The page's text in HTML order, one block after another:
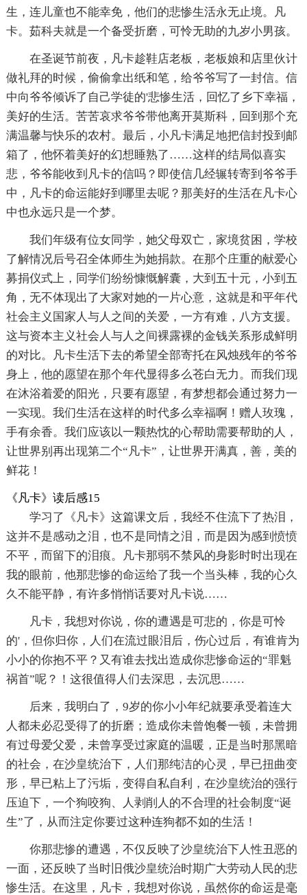
生，连儿童也不能幸免，他们的悲惨生活永无止境。凡
卡。茹科夫就是一个备受折磨，可怜无助的九岁小男孩。
在圣诞节前夜，凡卡趁鞋店老板，老板娘和店里伙计
做礼拜的时候，偷偷拿出纸和笔，给爷爷写了一封信。信
中向爷爷倾诉了自己学徒的'悲惨生活，回忆了乡下幸福，
美好的生活。苦苦哀求爷爷带他离开莫斯科，回到那个充
满温馨与快乐的农村。最后，小凡卡满足地把信封投到邮
箱了，他怀着美好的幻想睡熟了……这样的结局似喜实
悲，爷爷能收到凡卡的信吗？即使信几经辗转寄到爷爷手
中，凡卡的命运能好到哪里去呢？那美好的生活在凡卡心
中也永远只是一个梦。
我们年级有位女同学，她父母双亡，家境贫困，学校
了解情况后号召全体师生为她捐款。在那个庄重的献爱心
募捐仪式上，同学们纷纷慷慨解囊，大到五十元，小到五
角，无不体现出了大家对她的一片心意，这就是和平年代
社会主义国家人与人之间的关爱，一方有难，八方支援。
这与资本主义社会人与人之间裸露裸的金钱关系形成鲜明
的对比。凡卡生活下去的希望全部寄托在风烛残年的爷爷
身上，他的愿望在那个年代显得多么苍白无力。而我们现
在沐浴着爱的阳光，只要有愿望，有梦想都会通过努力一
一实现。我们生活在这样的时代多么幸福啊！赠人玫瑰，
手有余香。我们应该以一颗热忱的心帮助需要帮助的人，
让世界别再出现第二个“凡卡”，让世界开满真，善，美的
鲜花！
《凡卡》读后感15
学习了《凡卡》这篇课文后，我经不住流下了热泪，
这并不是感动之泪，也不是同情之泪，而是因为感到愤愤
不平，而留下的泪痕。凡卡那弱不禁风的身影时时出现在
我的眼前，他那悲惨的命运给了我一个当头棒，我的心久
久不能平静，有许多悄悄话要对凡卡说……
凡卡，我想对你说，你的遭遇是可悲的，你是可怜
的'，但你归你，人们在流过眼泪后，伤心过后，有谁肯为
小小的你抱不平？又有谁去找出造成你悲惨命运的“罪魁
祸首”呢？！这很值得人们去深思，去沉思……
后来，我明白了，9岁的你小小年纪就要承受着连大
人都未必忍受得了的折磨；造成你未曾饱餐一顿，未曾拥
有过母爱父爱，未曾享受过家庭的温暖，正是当时那黑暗
的社会，在沙皇统治下，人们那纯洁的心灵，早已扭曲变
形，早已粘上了污垢，变得自私自利，在沙皇统治的强行
压迫下，一个狗咬狗、人剥削人的不合理的社会制度“诞
生”了，从而注定你要过这种连狗都不如的生活！
你那悲惨的遭遇，不仅反映了沙皇统治下人性丑恶的
一面，还反映了当时旧俄沙皇统治时期广大劳动人民的悲
惨生活。在这里，凡卡，我想对你说，虽然你的命运是毫